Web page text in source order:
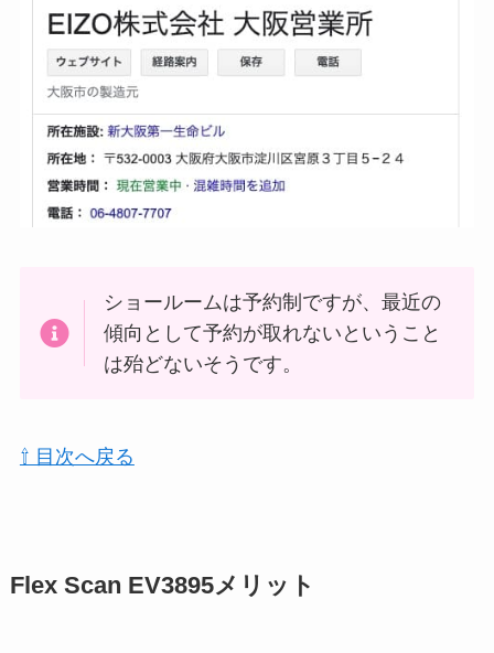
ショールームは予約制ですが、最近の
傾向として予約が取れないということ
は殆どないそうです。
⇧ 目次へ戻る
Flex Scan EV3895メリット